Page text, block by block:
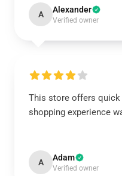
A Alexander
Verified owner
This store offers quick
shopping experience
A Adam
Verified owner